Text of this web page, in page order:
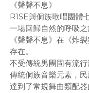
《聲聲不息》
R1SE與侗族歌唱團體
一場回歸自然的呼吸之
《聲聲不息》在《炸
存在。
不受傳統男團固有流
傳統侗族音樂元素，
達到了常規舞曲類配器